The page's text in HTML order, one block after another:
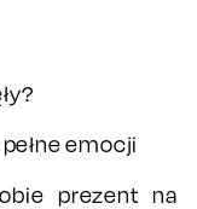
emocji
prezent na